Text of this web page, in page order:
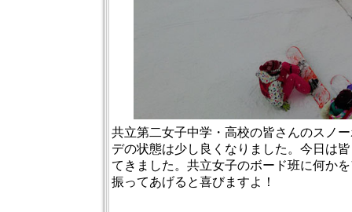
共立第二女子中学・高校の皆さんのスノ
デの状態は少し良くなりました。今日は
てきました。共立女子のボード班に何か
振ってあげると喜びますよ！